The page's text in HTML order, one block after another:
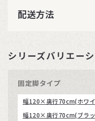
配送方法
シリーズバリエー
固定脚タイプ
幅120×奥行70cm(ホワ
幅120×奥行70cm(ブラ